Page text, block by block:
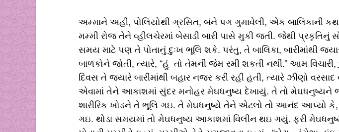
અમ્માને અહીં, પોલિયોથી ગ્રસિત, બંને પગ ગુમાવેલી, એક બાલિકાની
મમ્મી રોજ તેને વ્હીલચેરમાં બેસાડી બારી પાસે મુકી જતી. જેથી પ્રકૃતિનું
સમય માટે પણ તે પોતાનું દુઃખ ભૂલિ શકે. પરંતુ, તે બાલિકા, બારીમાંથી
બાળકોને જોતી, ત્યારે, “હું તો તેમની જેમ રમી શકતી નથી.” આમ
દિવસ તે જયારે બારીમાંથી બહાર નજર કરી રહી હતી, ત્યારે ઝીણો
એવામાં તેને આકાશમાં સુંદર મનોહર મેઘધનુષ્ય દેખાયું. તે તો મેઘધનુષ્યને
શારીરિક ખોડને તે ભૂલિ ગઇ. તે મેઘધનુષ્યે તેને એટલો તો આનંદ આપ્યો કે,
ગઇ. થોડા સમયમાં તો મેઘધનુષ્ય આકાશમાં વિલીન થઇ ગયું. ફરી